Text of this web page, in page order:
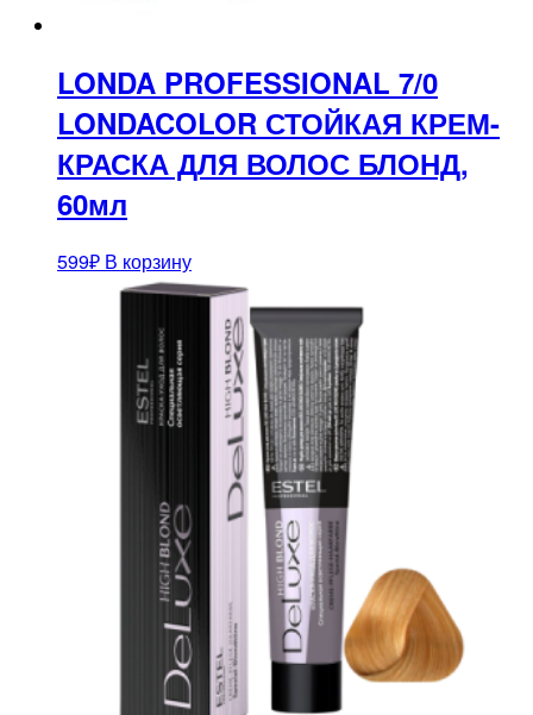
LONDA PROFESSIONAL 7/0
LONDACOLOR СТОЙКАЯ КРЕМ-
КРАСКА ДЛЯ ВОЛОС БЛОНД,
60мл
599₽ В корзину